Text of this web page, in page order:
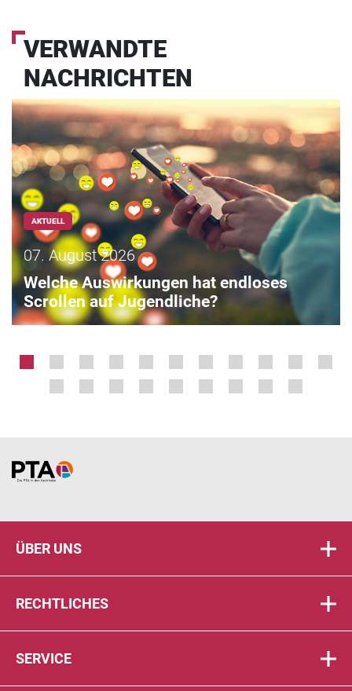
VERWANDTE
NACHRICHTEN
AKTUELL
07. August 2026
Welche Auswirkungen hat endloses
Scrollen auf Jugendliche?
Home
ÜBER UNS
RECHTLICHES
SERVICE